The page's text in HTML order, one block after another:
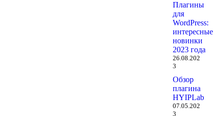
Плагины
для
WordPress:
интересные
новинки
2023 года
26.08.202
3
Обзор
плагина
HYIPLab
07.05.202
3